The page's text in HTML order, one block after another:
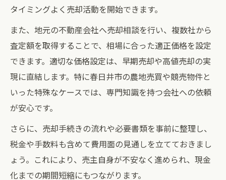
タイミングよく売却活動を開始できます。
また、地元の不動産会社へ売却相談を行い、複数社から
査定額を取得することで、相場に合った適正価格を設定
できます。適切な価格設定は、早期売却や高値売却の実
現に直結します。特に春日井市の農地売買や競売物件と
いった特殊なケースでは、専門知識を持つ会社への依頼
が安心です。
さらに、売却手続きの流れや必要書類を事前に整理し、
税金や手数料も含めて費用面の見通しを立てておきまし
ょう。これにより、売主自身が不安なく進められ、現金
化までの期間短縮にもつながります。